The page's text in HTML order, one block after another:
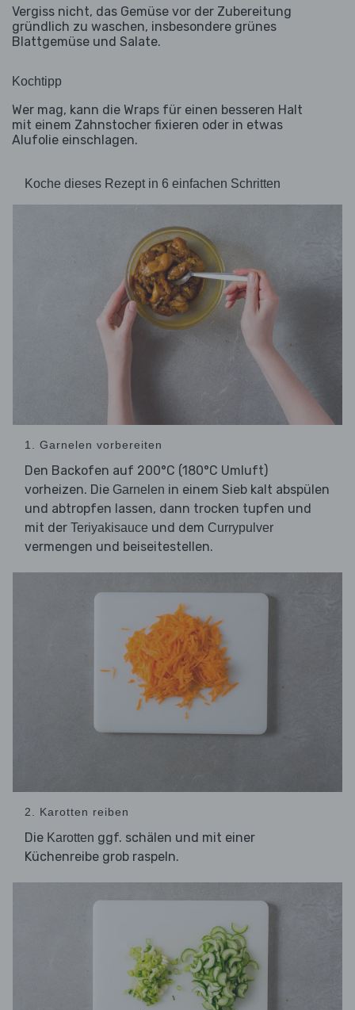
Vergiss nicht, das Gemüse vor der Zubereitung
gründlich zu waschen, insbesondere grünes
Blattgemüse und Salate.
Kochtipp
Wer mag, kann die Wraps für einen besseren Halt
mit einem Zahnstocher fixieren oder in etwas
Alufolie einschlagen.
Koche dieses Rezept in 6 einfachen Schritten
1. Garnelen vorbereiten
Den Backofen auf 200°C (180°C Umluft)
vorheizen. Die Garnelen in einem Sieb kalt abspülen
und abtropfen lassen, dann trocken tupfen und
mit der Teriyakisauce und dem Currypulver
vermengen und beiseitestellen.
2. Karotten reiben
Die Karotten ggf. schälen und mit einer
Küchenreibe grob raspeln.